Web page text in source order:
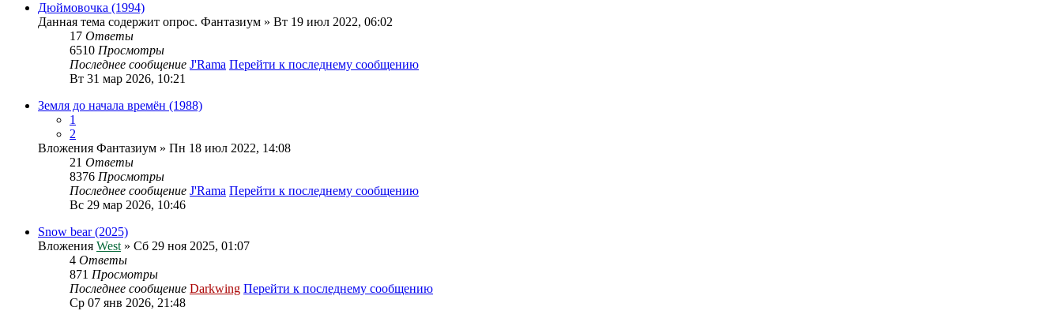
Дюймовочка (1994)
Данная тема содержит опрос. Фантазиум » Вт 19 июл 2022, 06:02
17 Ответы
6510 Просмотры
Последнее сообщение J'Rama Перейти к последнему сообщению
Вт 31 мар 2026, 10:21
Земля до начала времён (1988)
1
2
Вложения Фантазиум » Пн 18 июл 2022, 14:08
21 Ответы
8376 Просмотры
Последнее сообщение J'Rama Перейти к последнему сообщению
Вс 29 мар 2026, 10:46
Snow bear (2025)
Вложения West » Сб 29 ноя 2025, 01:07
4 Ответы
871 Просмотры
Последнее сообщение Darkwing Перейти к последнему сообщению
Ср 07 янв 2026, 21:48